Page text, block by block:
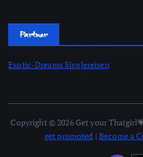
Partner
Exotic-Dreams Singlereisen
Copyright © 2026 Get your
get promoted | Become a